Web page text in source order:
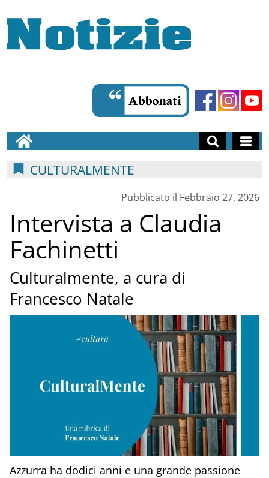
CULTURALMENTE
Pubblicato il Febbraio 27, 2026
Intervista a Claudia
Fachinetti
Culturalmente, a cura di
Francesco Natale
Azzurra ha dodici anni e una grande passione